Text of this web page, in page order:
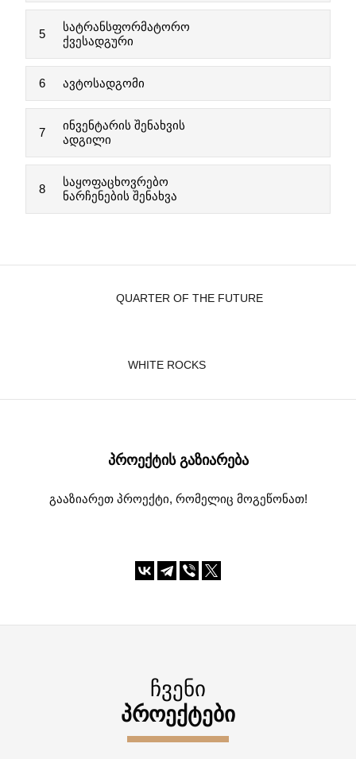
5
სატრანსფორმატორო
ქვესადგური
6 ავტოსადგომი
7
ინვენტარის შენახვის
ადგილი
8
საყოფაცხოვრებო
ნარჩენების შენახვა
QUARTER OF THE FUTURE
WHITE ROCKS
ᲞᲠᲝᲔᲥᲢᲘᲡ ᲒᲐᲖᲘᲐᲠᲔᲑᲐ
გააზიარეთ პროექტი, რომელიც მოგეწონათ!
ᲩᲕᲔᲜᲘ
ᲞᲠᲝᲔᲥᲢᲔᲑᲘ